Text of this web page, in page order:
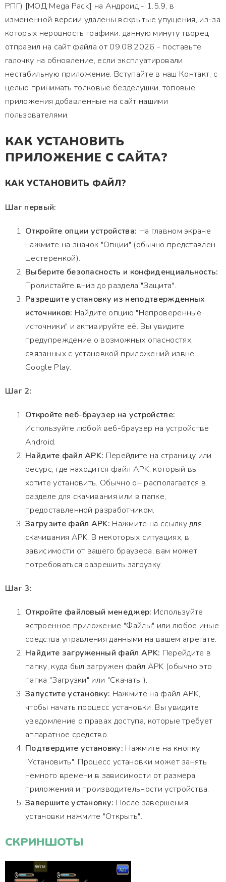
РПГ) [МОД Mega Pack] на Андроид - 1.5.9, в
измененной версии удалены вскрытые упущения, из-за
которых неровность графики. данную минуту творец
отправил на сайт файла от 09.08.2026 - поставьте
галочку на обновление, если эксплуатировали
нестабильную приложение. Вступайте в наш Контакт, с
целью принимать толковые безделушки, топовые
приложения добавленные на сайт нашими
пользователями.
КАК УСТАНОВИТЬ
ПРИЛОЖЕНИЕ С САЙТА?
КАК УСТАНОВИТЬ ФАЙЛ?
Шаг первый:
Откройте опции устройства: На главном экране
нажмите на значок "Опции" (обычно представлен
шестеренкой).
Выберите безопасность и конфиденциальность:
Пролистайте вниз до раздела "Защита".
Разрешите установку из неподтвержденных
источников: Найдите опцию "Непроверенные
источники" и активируйте её. Вы увидите
предупреждение о возможных опасностях,
связанных с установкой приложений извне
Google Play.
Шаг 2:
Откройте веб-браузер на устройстве:
Используйте любой веб-браузер на устройстве
Android.
Найдите файл APK: Перейдите на страницу или
ресурс, где находится файл APK, который вы
хотите установить. Обычно он располагается в
разделе для скачивания или в папке,
предоставленной разработчиком.
Загрузите файл APK: Нажмите на ссылку для
скачивания APK. В некоторых ситуациях, в
зависимости от вашего браузера, вам может
потребоваться разрешить загрузку.
Шаг 3:
Откройте файловый менеджер: Используйте
встроенное приложение "Файлы" или любое иные
средства управления данными на вашем агрегате.
Найдите загруженный файл APK: Перейдите в
папку, куда был загружен файл APK (обычно это
папка "Загрузки" или "Скачать").
Запустите установку: Нажмите на файл APK,
чтобы начать процесс установки. Вы увидите
уведомление о правах доступа, которые требует
аппаратное средство.
Подтвердите установку: Нажмите на кнопку
"Установить". Процесс установки может занять
немного времени в зависимости от размера
приложения и производительности устройства.
Завершите установку: После завершения
установки нажмите "Открыть".
СКРИНШОТЫ